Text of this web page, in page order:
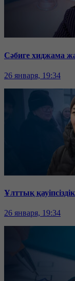
Сәбиге хиджама
26 января, 19:34
Ұлттық
26 января, 19:34